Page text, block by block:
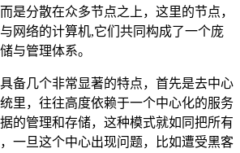
是分散在众多节点之上，这里的节点，
网络的计算机,它们共同构成了一个庞
与管理体系。
备几个非常显著的特点，首先是去中心
里，往往高度依赖于一个中心化的服务
的管理和存储，这种模式就如同把所有
一旦这个中心出现问题，比如遭受黑客